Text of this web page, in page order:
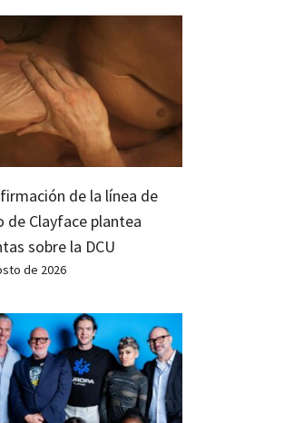
de la línea de
de Clayface plantea
sobre la DCU
de 2026